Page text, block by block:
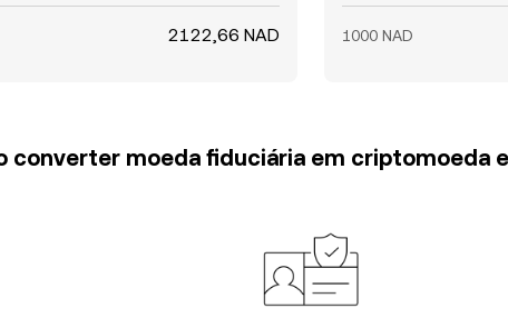
2122,66 NAD 1000 NAD
converter moeda fiduciária em criptomoeda